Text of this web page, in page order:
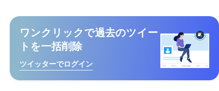
ワンクリックで過去のツイー
トを一括削除
ツイッターでログイン